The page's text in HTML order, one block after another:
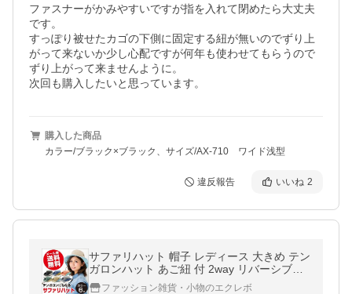
ファスナーがかみやすいですが指を入れて閉めたら大丈夫
です。
すっぽり被せたカゴの下側に固定する紐が無いのでずり上
がって来ないか少し心配ですが何年も使わせてもらうので
ずり上がって来ませんように。
次回も購入したいと思っています。
購入した商品
カラー/ブラック×ブラック、サイズ/AX-710 ワイド浅型
違反報告 いいね 2
サファリハット 帽子 レディース 大きめ テン
ガロンハット あご紐 付 2way リバーシブル
風 アドベンチャーハット 爆買
ファッション雑貨・小物のエクレボ